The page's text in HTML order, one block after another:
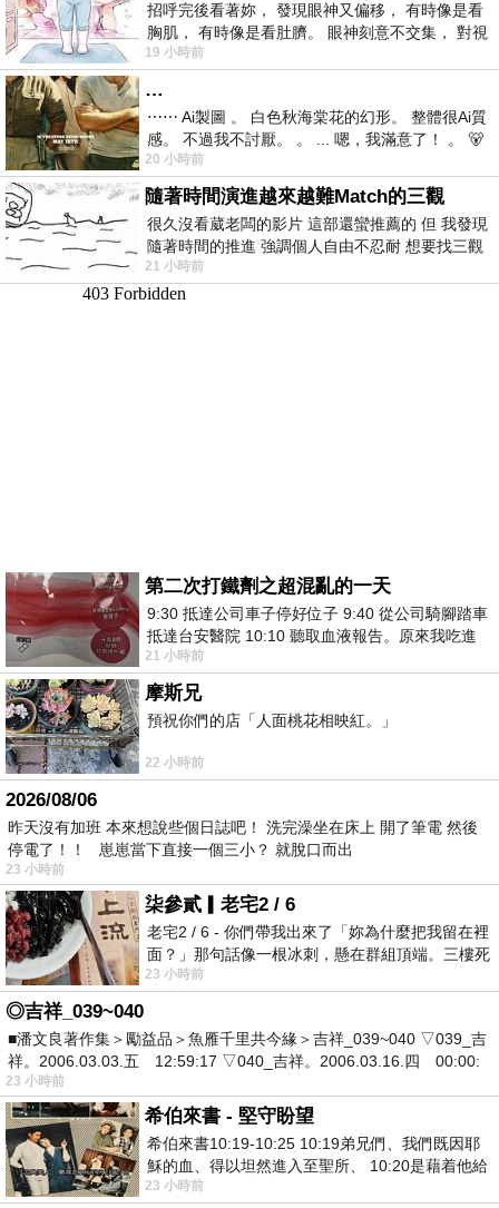
招呼完後看著妳， 發現眼神又偏移， 有時像是看
胸肌， 有時像是看肚臍。 眼神刻意不交集， 對視
視線不對齊， 讓我很難不
19 小時前
…
⋯⋯ Ai製圖 。 白色秋海棠花的幻形。 整體很Ai質
感。 不過我不討厭。 。 ... 嗯，我滿意了！ 。 🐻
昨中
20 小時前
隨著時間演進越來越難Match的三觀
很久沒看葳老闆的影片 這部還蠻推薦的 但 我發現
隨著時間的推進 強調個人自由不忍耐 想要找三觀
接近的不要說對象 連朋友都超
21 小時前
第二次打鐵劑之超混亂的一天
9:30 抵達公司車子停好位子 9:40 從公司騎腳踏車
抵達台安醫院 10:10 聽取血液報告。原來我吃進
去的 B12 彌可保並非沒有吸收而是超
21 小時前
摩斯兄
預祝你們的店「人面桃花相映紅。」
22 小時前
2026/08/06
昨天沒有加班 本來想說些個日誌吧！ 洗完澡坐在床上 開了筆電 然後
停電了！！ 崽崽當下直接一個三小？ 就脫口而出
23 小時前
柒參貳▎老宅2 / 6
老宅2 / 6 - 你們帶我出來了「妳為什麼把我留在裡
面？」那句話像一根冰刺，懸在群組頂端。三樓死
死盯著照片裡的人。那個人確實站在
23 小時前
◎吉祥_039~040
■潘文良著作集＞勵益品＞魚雁千里共今緣＞吉祥_039~040 ▽039_吉
祥。2006.03.03.五 12:59:17 ▽040_吉祥。2006.03.16.四 00:00:
23 小時前
希伯來書 - 堅守盼望
希伯來書10:19-10:25 10:19弟兄們、我們既因耶
穌的血、得以坦然進入至聖所、 10:20是藉着他給
我們開了一條又新又活的路從幔子經過
23 小時前